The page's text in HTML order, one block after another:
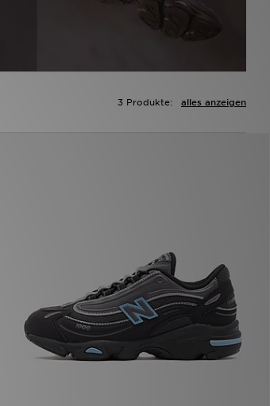
alles anzeigen
3 Produkte: